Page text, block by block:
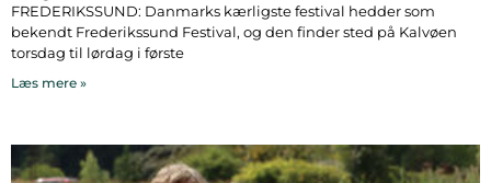
FREDERIKSSUND: Danmarks kærligste festival hedder som
bekendt Frederikssund Festival, og den finder sted på Kalvøen
torsdag til lørdag i første
Læs mere »